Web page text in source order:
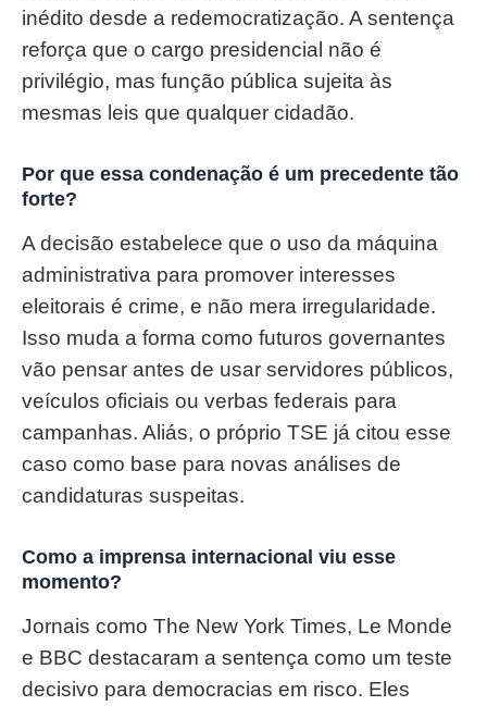
inédito desde a redemocratização. A sentença
reforça que o cargo presidencial não é
privilégio, mas função pública sujeita às
mesmas leis que qualquer cidadão.
Por que essa condenação é um precedente tão
forte?
A decisão estabelece que o uso da máquina
administrativa para promover interesses
eleitorais é crime, e não mera irregularidade.
Isso muda a forma como futuros governantes
vão pensar antes de usar servidores públicos,
veículos oficiais ou verbas federais para
campanhas. Aliás, o próprio TSE já citou esse
caso como base para novas análises de
candidaturas suspeitas.
Como a imprensa internacional viu esse
momento?
Jornais como The New York Times, Le Monde
e BBC destacaram a sentença como um teste
decisivo para democracias em risco. Eles